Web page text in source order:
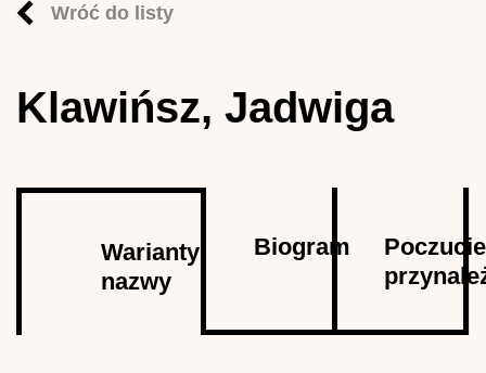
Wróć do listy
Klawińsz, Jadwiga
Warianty
nazwy
Biogram
Poczucie